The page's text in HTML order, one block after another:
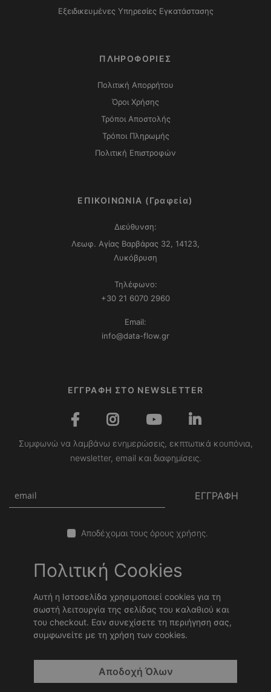
Εξειδικευμένες Υπηρεσίες Εγκατάστασης
ΠΛΗΡΟΦΟΡΙΕΣ
Πολιτική Απορρήτου
Όροι Χρήσης
Τρόποι Αποστολής
Τρόποι Πληρωμής
Πολιτική Επιστροφών
ΕΠΙΚΟΙΝΩΝΙΑ (Γραφεία)
Διεύθυνση:
Λεωφ. Αγίας Βαρβάρας 32, 14123,
Λυκόβρυση
Τηλέφωνο:
+30 21 6070 2960
Email:
info@data-flow.gr
ΕΓΓΡΑΦΗ ΣΤΟ NEWSLETTER
Συμφωνώ να λαμβάνω ενημερώσεις, εκπτωτικά κουπόνια,
newsletter, email και διαφημίσεις.
ΕΓΓΡΑΦΗ
Αποδέχομαι τους όρους χρήσης.
Πολιτική Cookies
Αυτή η Ιστοσελίδα χρησιμοποιεί cookies για τη
σωστή λειτουργία της σελίδας του καλαθιού και
του checkout. Εαν συνεχίσετε τη περιήγηση σας,
συμφωνείτε με τη χρήση των cookies.
Αποδοχή Όλων